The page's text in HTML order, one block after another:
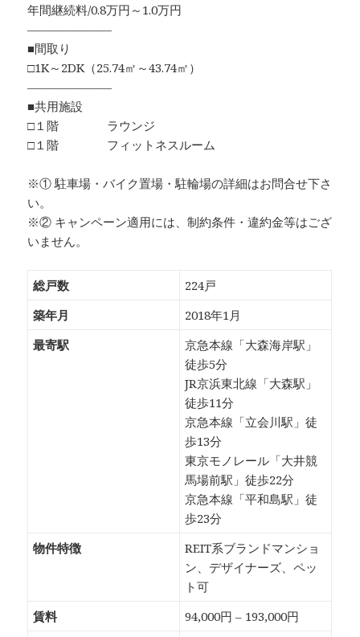
年間継続料/0.8万円～1.0万円
―――――――
■間取り
□1K～2DK（25.74㎡～43.74㎡）
―――――――
■共用施設
□１階 ラウンジ
□１階 フィットネスルーム
※① 駐車場・バイク置場・駐輪場の詳細はお問合せ下さ
い。
※② キャンペーン適用には、制約条件・違約金等はござ
いません。
総戸数
224戸
築年月
2018年1月
最寄駅
京急本線「大森海岸駅」
徒歩5分
JR京浜東北線「大森駅」
徒歩11分
京急本線「立会川駅」徒
歩13分
東京モノレール「大井競
馬場前駅」徒歩22分
京急本線「平和島駅」徒
歩23分
物件特徴
REIT系ブランドマンショ
ン、デザイナーズ、ペッ
ト可
賃料
94,000円 – 193,000円